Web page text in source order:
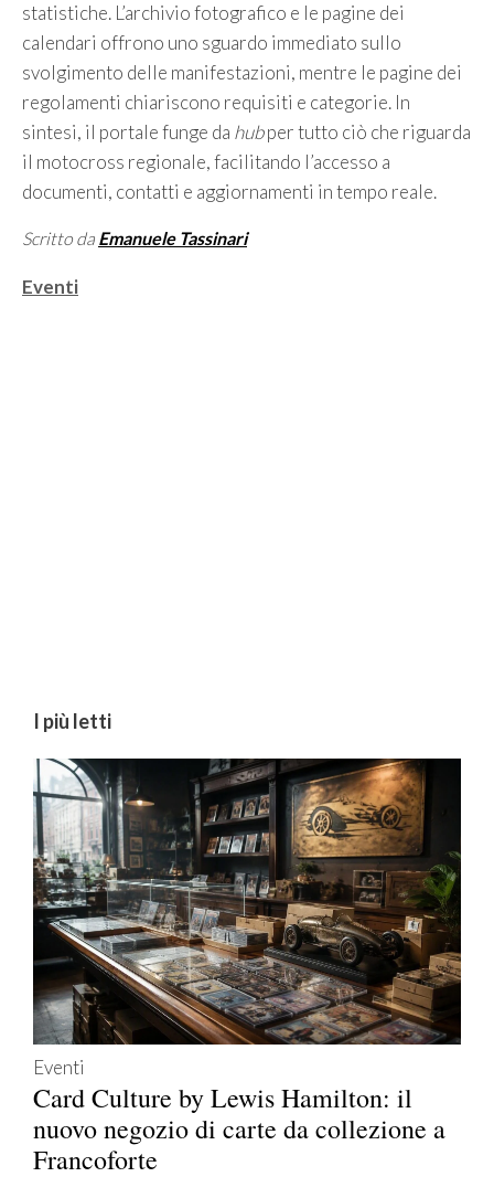
statistiche. L’archivio fotografico e le pagine dei
calendari offrono uno sguardo immediato sullo
svolgimento delle manifestazioni, mentre le pagine dei
regolamenti chiariscono requisiti e categorie. In
sintesi, il portale funge da hubper tutto ciò che riguarda
il motocross regionale, facilitando l’accesso a
documenti, contatti e aggiornamenti in tempo reale.
Scritto da Emanuele Tassinari
Categorie
Eventi
I più letti
Eventi
Card Culture by Lewis Hamilton: il
nuovo negozio di carte da collezione a
Francoforte